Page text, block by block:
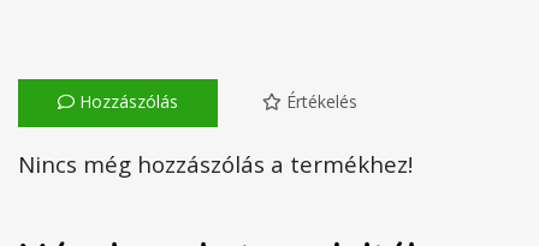
Hozzászólás Értékelés
Nincs még hozzászólás a termékhez!